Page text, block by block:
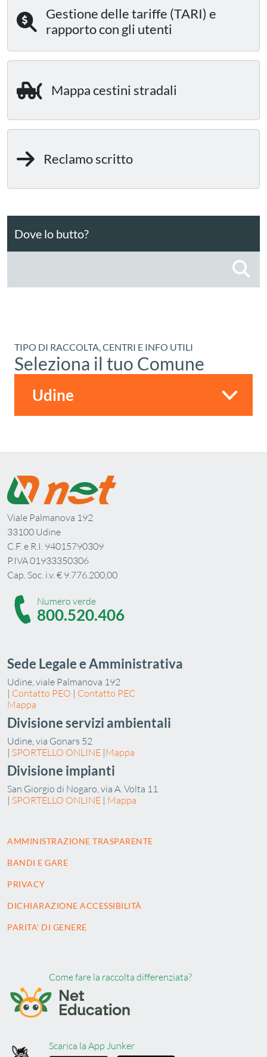
Gestione delle tariffe (TARI) e
rapporto con gli utenti
Mappa cestini stradali
Reclamo scritto
Dove lo butto?
TIPO DI RACCOLTA, CENTRI E INFO UTILI
Seleziona il tuo Comune
Viale Palmanova 192
33100 Udine
C.F. e R.I. 94015790309
P.IVA 01933350306
Cap. Soc. i.v. € 9.776.200,00
Numero verde
800.520.406
Sede Legale e Amministrativa
Udine, viale Palmanova 192
| Contatto PEO | Contatto PEC
Mappa
Divisione servizi ambientali
Udine, via Gonars 52
| SPORTELLO ONLINE |Mappa
Divisione impianti
San Giorgio di Nogaro, via A. Volta 11
| SPORTELLO ONLINE | Mappa
AMMINISTRAZIONE TRASPARENTE
BANDI E GARE
PRIVACY
DICHIARAZIONE ACCESSIBILITÀ
PARITA' DI GENERE
Come fare la raccolta differenziata?
Scarica la App Junker